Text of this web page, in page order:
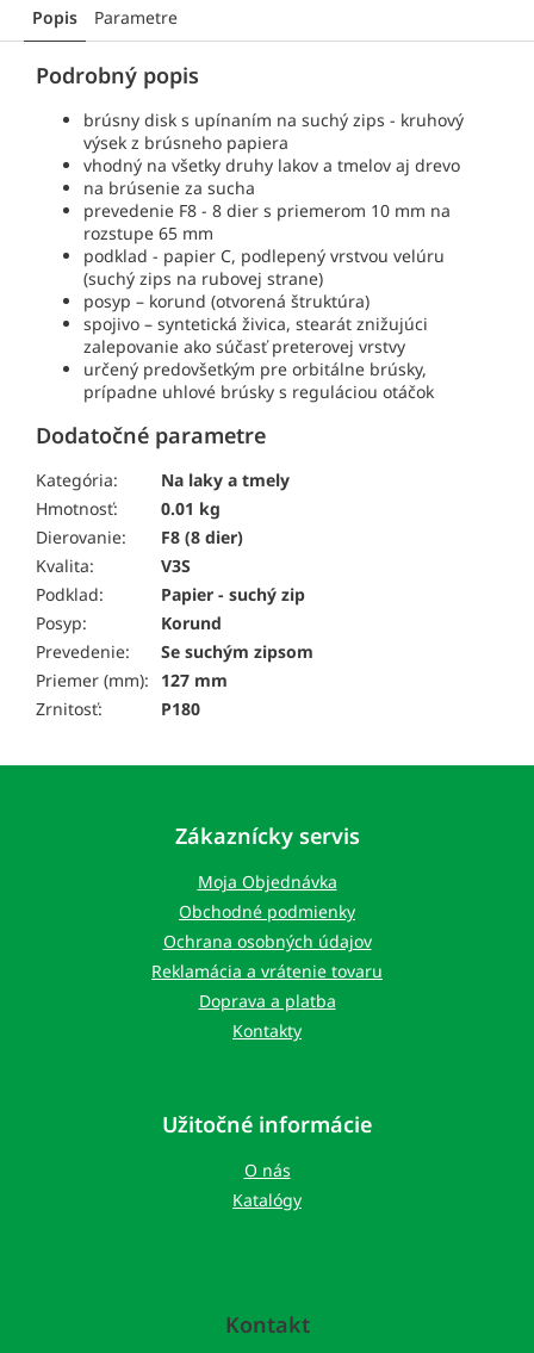
Popis Parametre
Podrobný popis
brúsny disk s upínaním na suchý zips - kruhový
výsek z brúsneho papiera
vhodný na všetky druhy lakov a tmelov aj drevo
na brúsenie za sucha
prevedenie F8 - 8 dier s priemerom 10 mm na
rozstupe 65 mm
podklad - papier C, podlepený vrstvou velúru
(suchý zips na rubovej strane)
posyp – korund (otvorená štruktúra)
spojivo – syntetická živica, stearát znižujúci
zalepovanie ako súčasť preterovej vrstvy
určený predovšetkým pre orbitálne brúsky,
prípadne uhlové brúsky s reguláciou otáčok
Dodatočné parametre
Kategória:
Na laky a tmely
Hmotnosť:
0.01 kg
Dierovanie:
F8 (8 dier)
Kvalita:
V3S
Podklad:
Papier - suchý zip
Posyp:
Korund
Prevedenie:
Se suchým zipsom
Priemer (mm):
127 mm
Zrnitosť:
P180
Zákaznícky servis
Moja Objednávka
Obchodné podmienky
Ochrana osobných údajov
Reklamácia a vrátenie tovaru
Doprava a platba
Kontakty
Užitočné informácie
O nás
Katalógy
Kontakt